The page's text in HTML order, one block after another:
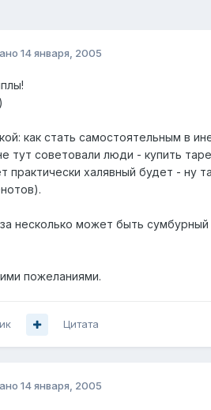
14 января, 2005
как стать самостоятельным в
тут советовали люди - купить
практически халявный будет - ну
несколько может быть
пожеланиями.
Цитата
14 января, 2005